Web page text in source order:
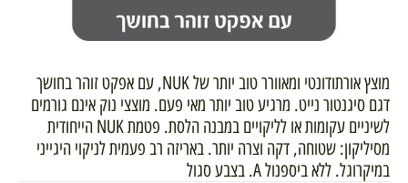
מוצץ אורתודונטי ומאוורר טוב יותר של NUK, עם אפקט זוהר בחושך
דגם סיגנטור נייט. מרגיע טוב יותר מאי פעם. מוצצי נוק אינם גורמים
לשיניים עקומות או לליקויים במבנה הלסת. פטמת NUK הייחודית
מסיליקון: שטוחה, דקה וצרה יותר. באריזה רב פעמית לניקוי היגייני
במיקרוגל. ללא ביספנול A. בצבע סגול